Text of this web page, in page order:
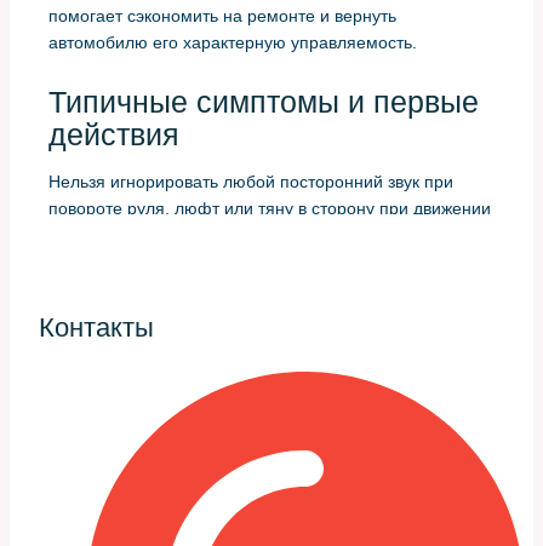
помогает сэкономить на ремонте и вернуть
автомобилю его характерную управляемость.
Типичные симптомы и первые
действия
Нельзя игнорировать любой посторонний звук при
повороте руля, люфт или тяну в сторону при движении
При первых жалобах важно провести визуальный
на руле и проверить состояние рулевых тяговых
наконечников. Если есть подтёки жидкости, это прямой
признак проблем в гидравлической части или
уплотнений.
Короткий список первичных
Контакты